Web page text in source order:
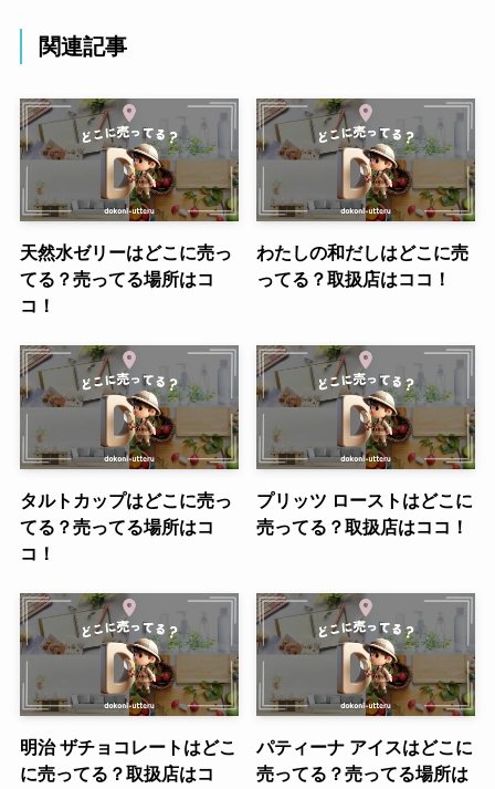
関連記事
天然水ゼリーはどこに売っ
てる？売ってる場所はコ
コ！
わたしの和だしはどこに売
ってる？取扱店はココ！
タルトカップはどこに売っ
てる？売ってる場所はコ
コ！
プリッツ ローストはどこに
売ってる？取扱店はココ！
明治 ザチョコレートはどこ
に売ってる？取扱店はコ
パティーナ アイスはどこに
売ってる？売ってる場所は